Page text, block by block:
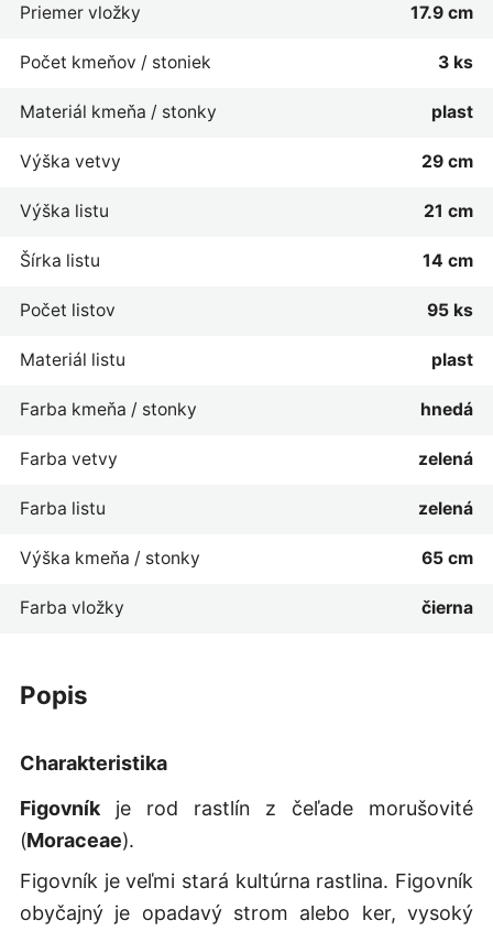
popis
Charakteristika
Figovníkje rod rastlín z čeľade morušovité
(Moraceae).
Figovník je veľmi stará kultúrna rastlina. Figovník
obyčajný je opadavý strom alebo ker, vysoký
Priemer vložky 17.9 cm
Počet kmeňov / stoniek 3 ks
Materiál kmeňa / stonky plast
Výška vetvy 29 cm
Výška listu 21 cm
Šírka listu 14 cm
Počet listov 95 ks
Materiál listu plast
Farba kmeňa / stonky hnedá
Farba vetvy zelená
Farba listu zelená
Výška kmeňa / stonky 65 cm
Farba vložky čierna